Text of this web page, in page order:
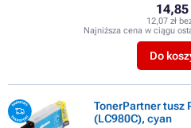
14,85
12,07 zł
Najniższa cena w ciągu
Do
TonerPartner tusz
(LC980C), cyan